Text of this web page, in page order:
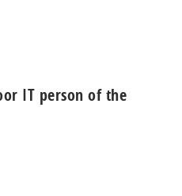
IT person of the